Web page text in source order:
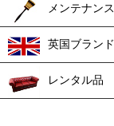
メンテナン
英国ブラン
レンタル品